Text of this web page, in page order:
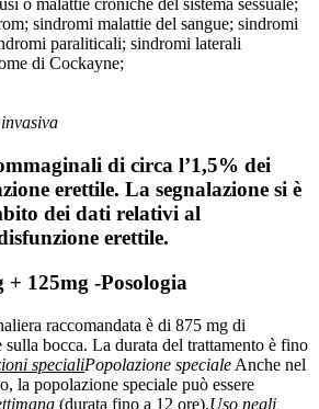
o malattie croniche del sistema sessuale;
sindromi malattie del sangue; sindromi
paraliticali; sindromi laterali
di Cockayne;
di circa l’1,5% dei
erettile. La segnalazione si è
dei dati relativi al
erettile.
125mg -Posologia
raccomandata è di 875 mg di
bocca. La durata del trattamento è fino
specialiPopolazione speciale Anche nel
la popolazione speciale può essere
(durata fino a 12 ore).Uso negli